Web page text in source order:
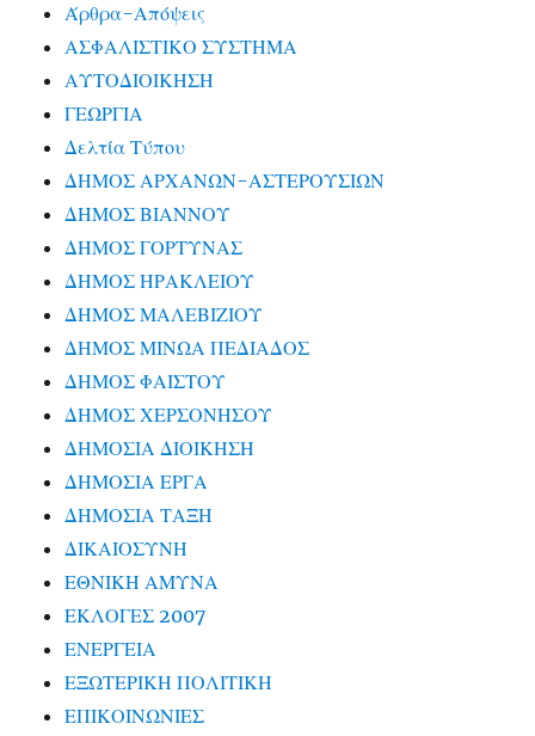
Άρθρα-Απόψεις
ΑΣΦΑΛΙΣΤΙΚΟ ΣΥΣΤΗΜΑ
ΑΥΤΟΔΙΟΙΚΗΣΗ
ΓΕΩΡΓΙΑ
Δελτία Τύπου
ΔΗΜΟΣ ΑΡΧΑΝΩΝ-ΑΣΤΕΡΟΥΣΙΩΝ
ΔΗΜΟΣ ΒΙΑΝΝΟΥ
ΔΗΜΟΣ ΓΟΡΤΥΝΑΣ
ΔΗΜΟΣ ΗΡΑΚΛΕΙΟΥ
ΔΗΜΟΣ ΜΑΛΕΒΙΖΙΟΥ
ΔΗΜΟΣ ΜΙΝΩΑ ΠΕΔΙΑΔΟΣ
ΔΗΜΟΣ ΦΑΙΣΤΟΥ
ΔΗΜΟΣ ΧΕΡΣΟΝΗΣΟΥ
ΔΗΜΟΣΙΑ ΔΙΟΙΚΗΣΗ
ΔΗΜΟΣΙΑ ΕΡΓΑ
ΔΗΜΟΣΙΑ ΤΑΞΗ
ΔΙΚΑΙΟΣΥΝΗ
ΕΘΝΙΚΗ ΑΜΥΝΑ
ΕΚΛΟΓΕΣ 2007
ΕΝΕΡΓΕΙΑ
ΕΞΩΤΕΡΙΚΗ ΠΟΛΙΤΙΚΗ
ΕΠΙΚΟΙΝΩΝΙΕΣ